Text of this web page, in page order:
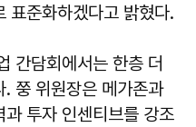
표준화하겠다고 밝혔다.
간담회에서는 한층 더
쭝 위원장은 메가존과
투자 인센티브를 강조